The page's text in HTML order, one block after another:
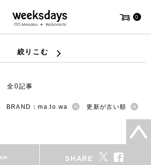
0
絞りこむ
全0記事
BRAND：ma.to.wa 更新が古い順
SHARE